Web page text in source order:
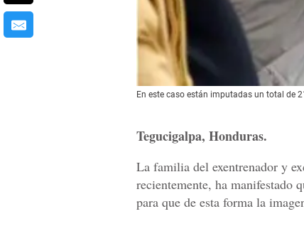
En este caso están imputadas un total de
Tegucigalpa, Honduras.
La familia del exentrenador y
recientemente, ha manifestado
para que de esta forma la